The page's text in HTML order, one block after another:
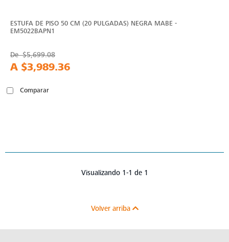
ESTUFA DE PISO 50 CM (20 PULGADAS) NEGRA MABE -
EM5022BAPN1
De$5,699.08
A $3,989.36
Comparar
Visualizando 1-1 de 1
Volver arriba